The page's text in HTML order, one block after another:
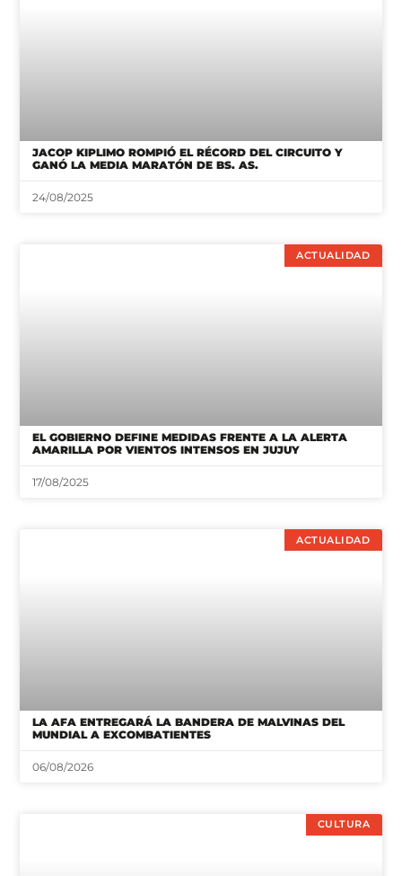
JACOP KIPLIMO ROMPIÓ EL RÉCORD DEL CIRCUITO Y
GANÓ LA MEDIA MARATÓN DE BS. AS.
24/08/2025
ACTUALIDAD
EL GOBIERNO DEFINE MEDIDAS FRENTE A LA ALERTA
AMARILLA POR VIENTOS INTENSOS EN JUJUY
17/08/2025
ACTUALIDAD
LA AFA ENTREGARÁ LA BANDERA DE MALVINAS DEL
MUNDIAL A EXCOMBATIENTES
06/08/2026
CULTURA